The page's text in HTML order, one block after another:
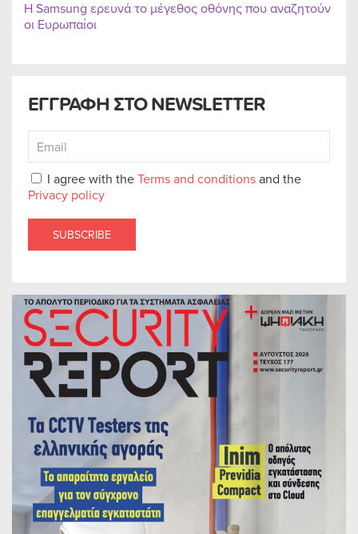
ΕΓΓΡΑΦΗ ΣΤΟ NEWSLETTER
I agree with theTerms and conditionsand the
Privacy policy
SUBSCRIBE
Η Samsung ερευνά το μέγεθος οθόνης που αναζητούν
οι Ευρωπαίοι